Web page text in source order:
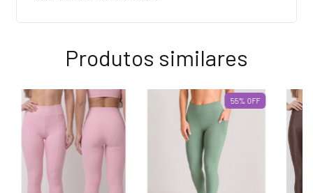
Produtos similares
55% OFF